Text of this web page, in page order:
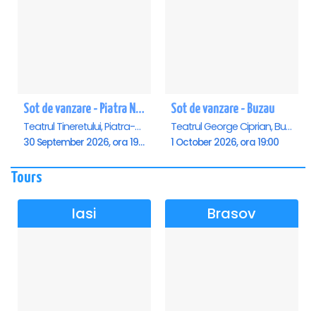
Sot de vanzare - Piatra Neamt
Teatrul Tineretului, Piatra-Neamt
30 September 2026, ora 19:00
Sot de vanzare - Buzau
Teatrul George Ciprian, Buzau
1 October 2026, ora 19:00
Tours
Iasi Brasov